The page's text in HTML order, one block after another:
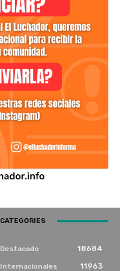
CATEGORIES
Destacado 18684
Internacionales 11963